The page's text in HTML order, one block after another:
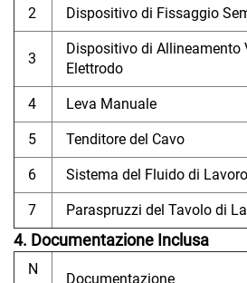
2 Dispositivo di Fissaggio
3
Dispositivo di Allineamento
Elettrodo
4 Leva Manuale
5 Tenditore del Cavo
6 Sistema del Fluido di Lavoro
7 Paraspruzzi del Tavolo di
4. Documentazione Inclusa
N
Documentazione